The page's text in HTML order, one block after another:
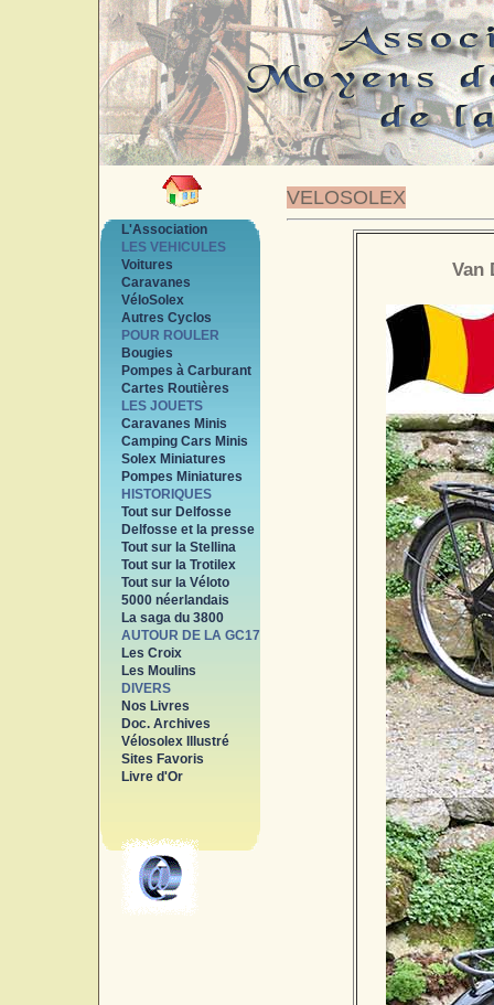
VELOSOLEX
L'Association
LES VEHICULES
Voitures
Caravanes
VéloSolex
Autres Cyclos
POUR ROULER
Bougies
Pompes à Carburant
Cartes Routières
LES JOUETS
Caravanes Minis
Camping Cars Minis
Solex Miniatures
Pompes Miniatures
HISTORIQUES
Tout sur Delfosse
Delfosse et la presse
Tout sur la Stellina
Tout sur la Trotilex
Tout sur la Véloto
5000 néerlandais
La saga du 3800
AUTOUR DE LA GC17
Les Croix
Les Moulins
DIVERS
Nos Livres
Doc. Archives
Vélosolex Illustré
Sites Favoris
Livre d'Or
Van